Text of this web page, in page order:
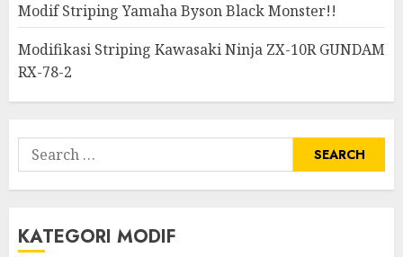
Modif Striping Yamaha Byson Black Monster!!
Modifikasi Striping Kawasaki Ninja ZX-10R GUNDAM
RX-78-2
Search
for:
KATEGORI MODIF